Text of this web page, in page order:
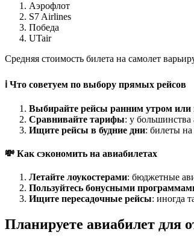
Аэрофлот
S7 Airlines
Победа
UTair
Средняя стоимость билета на самолет
ℹ️ Что советуем по выбору прямых рейсов
Выбирайте рейсы ранним утром или
Сравнивайте тарифы: у большинства
Ищите рейсы в будние дни: билеты
💸 Как сэкономить на авиабилетах
Летайте лоукостерами: бюджетные
Пользуйтесь бонусными
Ищите пересадочные рейсы: иногда
Планируете авиабилет для